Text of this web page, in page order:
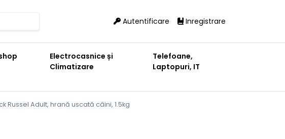
Autentificare Inregistrare
Electrocasnice și
Climatizare
Telefoane,
Laptopuri, IT
Russel Adult, hrană uscată câini, 1.5kg